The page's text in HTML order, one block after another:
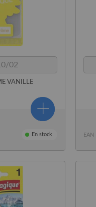
02
VANILLE
En stock EAN